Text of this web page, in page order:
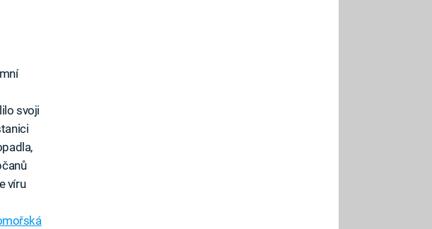
svoji
víru